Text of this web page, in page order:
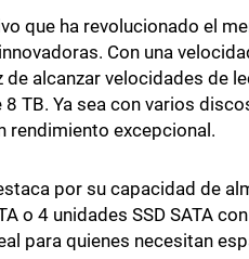
que ha revolucionado el
Con una
alcanzar velocidades de
TB. Ya sea con varios
rendimiento excepcional.
por su capacidad de
o 4 unidades SSD SATA
para quienes necesitan